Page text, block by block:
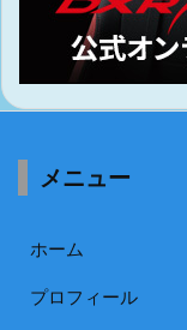
メニュー
ホーム
プロフィール